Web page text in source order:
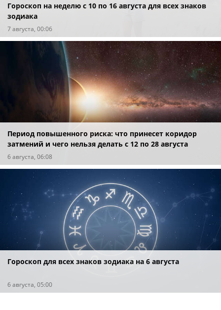
Гороскоп на неделю с 10 по 16 августа для всех знаков
зодиака
7 августа, 00:06
Период повышенного риска: что принесет коридор
затмений и чего нельзя делать с 12 по 28 августа
6 августа, 06:08
Гороскоп для всех знаков зодиака на 6 августа
6 августа, 05:00